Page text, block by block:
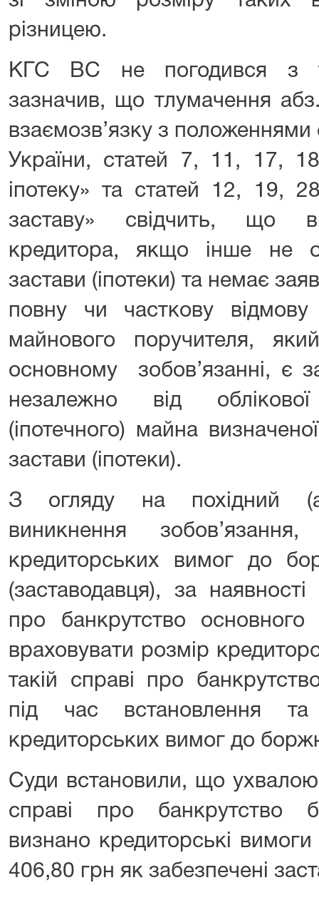
різницею.
КГС ВС не погодився з
зазначив, що тлумачення
взаємозв’язку з
України, статей 7, 11, 17,
іпотеку» та статей 12, 19,
заставу» свідчить, що
кредитора, якщо інше не
застави (іпотеки) та немає
повну чи часткову
майнового поручителя,
основному зобов’язанні, є
незалежно від
(іпотечного) майна
застави (іпотеки).
З огляду на похідний
виникнення
кредиторських вимог до
(заставодавця), за
про банкрутство основного
враховувати розмір
такій справі про
під час встановлення та
кредиторських вимог до
Суди встановили, що ухвалою
справі про банкрутство
визнано кредиторські
406,80 грн як забезпечені